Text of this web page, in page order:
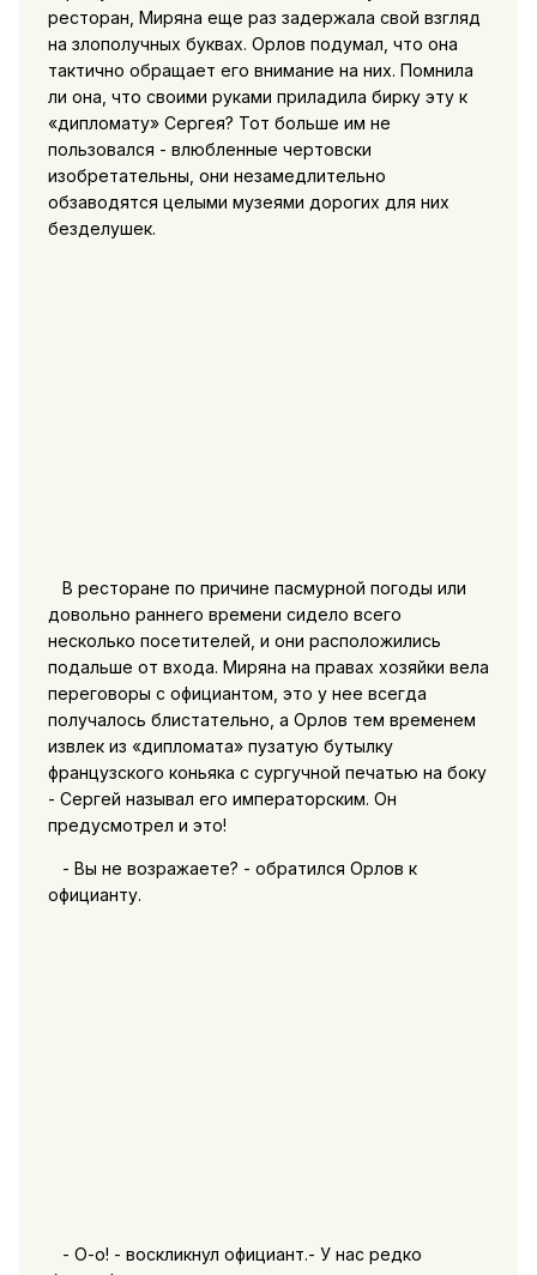
ресторан, Миряна еще раз задержала свой взгляд
на злополучных буквах. Орлов подумал, что она
тактично обращает его внимание на них. Помнила
ли она, что своими руками приладила бирку эту к
«дипломату» Сергея? Тот больше им не
пользовался - влюбленные чертовски
изобретательны, они незамедлительно
обзаводятся целыми музеями дорогих для них
безделушек.
В ресторане по причине пасмурной погоды или
довольно раннего времени сидело всего
несколько посетителей, и они расположились
подальше от входа. Миряна на правах хозяйки вела
переговоры с официантом, это у нее всегда
получалось блистательно, а Орлов тем временем
извлек из «дипломата» пузатую бутылку
французского коньяка с сургучной печатью на боку
- Сергей называл его императорским. Он
предусмотрел и это!
- Вы не возражаете? - обратился Орлов к
официанту.
- О-о! - воскликнул официант.- У нас редко